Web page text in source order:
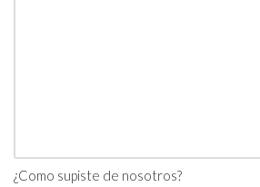
¿Como supiste de nosotros?